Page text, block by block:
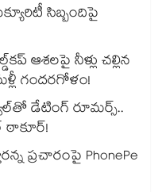
సిబ్బందిపై
ఆశలపై నీళ్లు చల్లిన
గందరగోళం!
డేటింగ్ రూమర్స్‌..
ప్రచారంపై PhonePe